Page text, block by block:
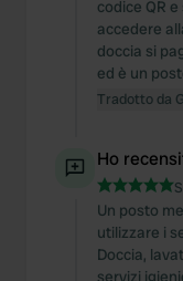
codice QR
accedere
doccia si
ed è un
Tradotto da
Ho
Un posto
utilizzare i
Doccia,
servizi